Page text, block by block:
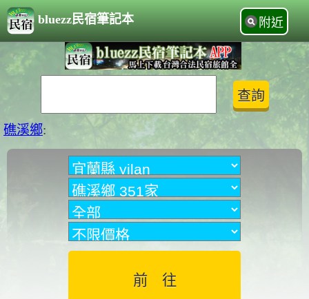
bluezz民宿筆記本 附近
礁溪鄉: